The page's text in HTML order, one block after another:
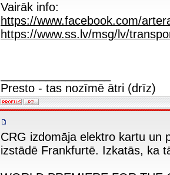
Vairāk info:
https://www.facebook.com/
https://www.ss.lv/msg/lv/
Presto - tas nozīmē ātri (drīz)
CRG izdomāja elektro kartu un
izstādē Frankfurtē. Izkatās, ka